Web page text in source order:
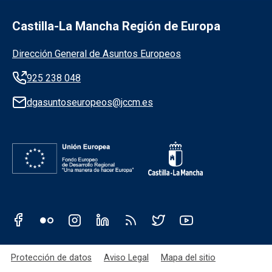
Castilla-La Mancha Región de Europa
Información de la institución
Dirección General de Asuntos Europeos
925 238 048
dgasuntoseuropeos@jccm.es
Redes sociales JCCM
Menú legal
Protección de datos Aviso Legal Mapa del sitio